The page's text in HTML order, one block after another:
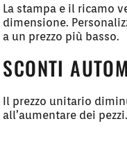
La stampa e il ricamo
dimensione.
a un prezzo più basso.
SCONTI
Il prezzo unitario
all’aumentare dei pezzi.